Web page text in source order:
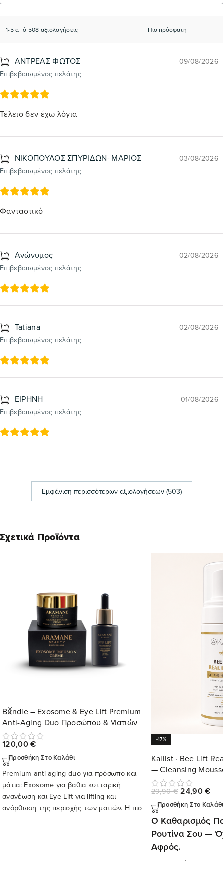
1-5 από 508 αξιολογήσεις
ΑΝΤΡΕΑΣ ΦΩΤΟΣ
Επιβεβαιωμένος πελάτης
09/08/2026
Τέλειο δεν έχω λόγια
ΝΙΚΟΠΟΥΛΟΣ ΣΠΥΡΙΔΩΝ- ΜΑΡΙΟΣ
Επιβεβαιωμένος πελάτης
03/08/2026
Φανταστικό
Ανώνυμος
Επιβεβαιωμένος πελάτης
02/08/2026
Tatiana
Επιβεβαιωμένος πελάτης
02/08/2026
ΕΙΡΗΝΗ
Επιβεβαιωμένος πελάτης
01/08/2026
Εμφάνιση περισσότερων αξιολογήσεων (503)
Σχετικά Προϊόντα
Bundle – Exosome & Eye Lift Premium
Anti-Aging Duo Προσώπου & Ματιών
120,00€
Προσθήκη Στο Καλάθι
Premium anti-aging duo για πρόσωπο και
μάτια: Exosome για βαθιά κυτταρική
ανανέωση και Eye Lift για lifting και
ανόρθωση της περιοχής των ματιών. Η πιο
-17%
Kallist · Bee Lift
— Cleansing
29,90€ 24,90€
Προσθήκη Στο Καλάθι
Ο Καθαρισμός
Ρουτίνα Σου —
Αφρός.
Η επιδερμίδα σου